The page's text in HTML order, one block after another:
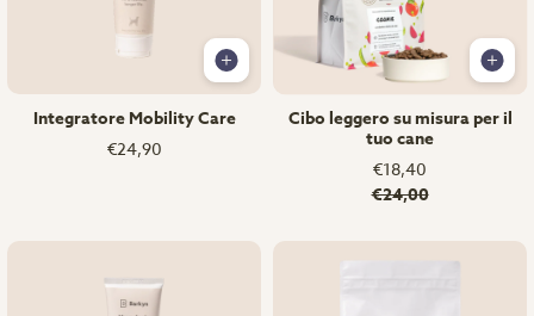
Integratore Mobility Care
€24,90
Cibo leggero su misura per il
tuo cane
€18,40
€24,00